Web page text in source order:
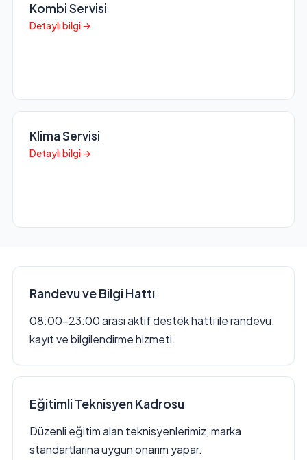
Kombi Servisi
Detaylı bilgi →
Klima Servisi
Detaylı bilgi →
Randevu ve Bilgi Hattı
08:00–23:00 arası aktif destek hattı ile randevu,
kayıt ve bilgilendirme hizmeti.
Eğitimli Teknisyen Kadrosu
Düzenli eğitim alan teknisyenlerimiz, marka
standartlarına uygun onarım yapar.